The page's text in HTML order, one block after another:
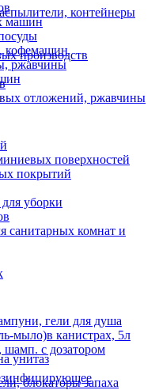
машин
кофемашин
ржавчины
контейнеры
производств
отложений, ржавчины
поверхностей
покрытий
уборки
санитарных комнат и
унитаз
гели для душа
мыло)в канистрах, 5л
с дозатором
блокаторы запаха